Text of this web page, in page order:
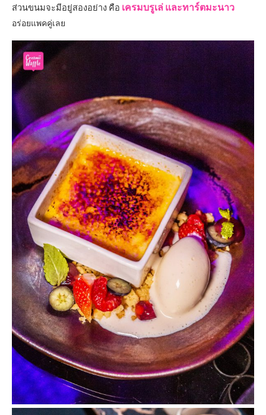
ส่วนขนมจะมีอยู่สองอย่าง คือ เครมบรูเล่ และทาร์ตมะนาว
อร่อยแพคคู่เลย